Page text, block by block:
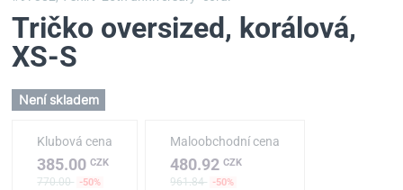
Tričko oversized, korálová,
XS-S
Není skladem
Klubová cena
385.00 CZK
770.00 -50%
Maloobchodní cena
480.92CZK
961.84 -50%